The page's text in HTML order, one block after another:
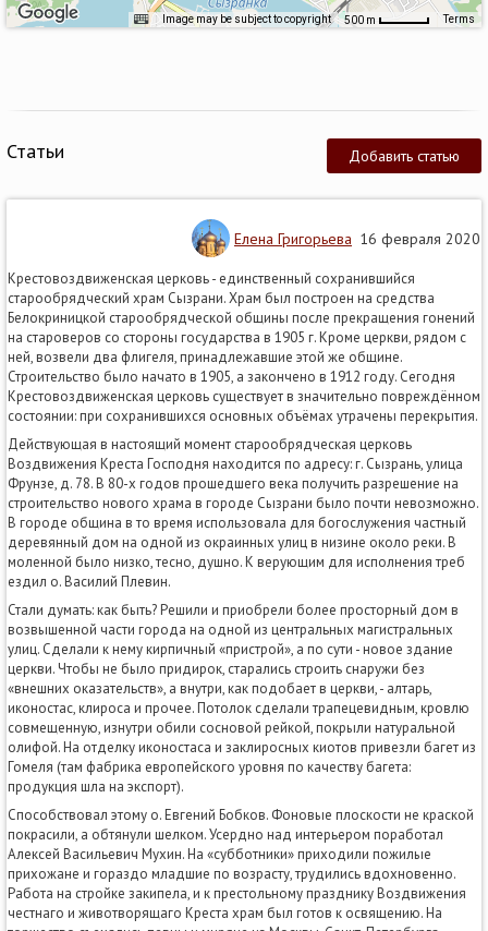
Image may be subject to copyright 500 m Terms
Добавить статью
Статьи
Елена Григорьева 16 февраля 2020
Крестовоздвиженская церковь - единственный сохранившийся
старообрядческий храм Сызрани. Храм был построен на средства
Белокриницкой старообрядческой общины после прекращения гонений
на староверов со стороны государства в 1905 г. Кроме церкви, рядом с
ней, возвели два флигеля, принадлежавшие этой же общине.
Строительство было начато в 1905, а закончено в 1912 году. Сегодня
Крестовоздвиженская церковь существует в значительно повреждённом
состоянии: при сохранившихся основных объёмах утрачены перекрытия.
Действующая в настоящий момент старообрядческая церковь
Воздвижения Креста Господня находится по адресу: г. Сызрань, улица
Фрунзе, д. 78. В 80-х годов прошедшего века получить разрешение на
строительство нового храма в городе Сызрани было почти невозможно.
В городе община в то время использовала для богослужения частный
деревянный дом на одной из окраинных улиц в низине около реки. В
моленной было низко, тесно, душно. К верующим для исполнения треб
ездил о. Василий Плевин.
Стали думать: как быть? Решили и приобрели более просторный дом в
возвышенной части города на одной из центральных магистральных
улиц. Сделали к нему кирпичный «пристрой», а по сути - новое здание
церкви. Чтобы не было придирок, старались строить снаружи без
«внешних оказательств», а внутри, как подобает в церкви, - алтарь,
иконостас, клироса и прочее. Потолок сделали трапецевидным, кровлю
совмещенную, изнутри обили сосновой рейкой, покрыли натуральной
олифой. На отделку иконостаса и заклиросных киотов привезли багет из
Гомеля (там фабрика европейского уровня по качеству багета:
продукция шла на экспорт).
Способствовал этому о. Евгений Бобков. Фоновые плоскости не краской
покрасили, а обтянули шелком. Усердно над интерьером поработал
Алексей Васильевич Мухин. На «субботники» приходили пожилые
прихожане и гораздо младшие по возрасту, трудились вдохновенно.
Работа на стройке закипела, и к престольному празднику Воздвижения
честнаго и животворящаго Креста храм был готов к освящению. На